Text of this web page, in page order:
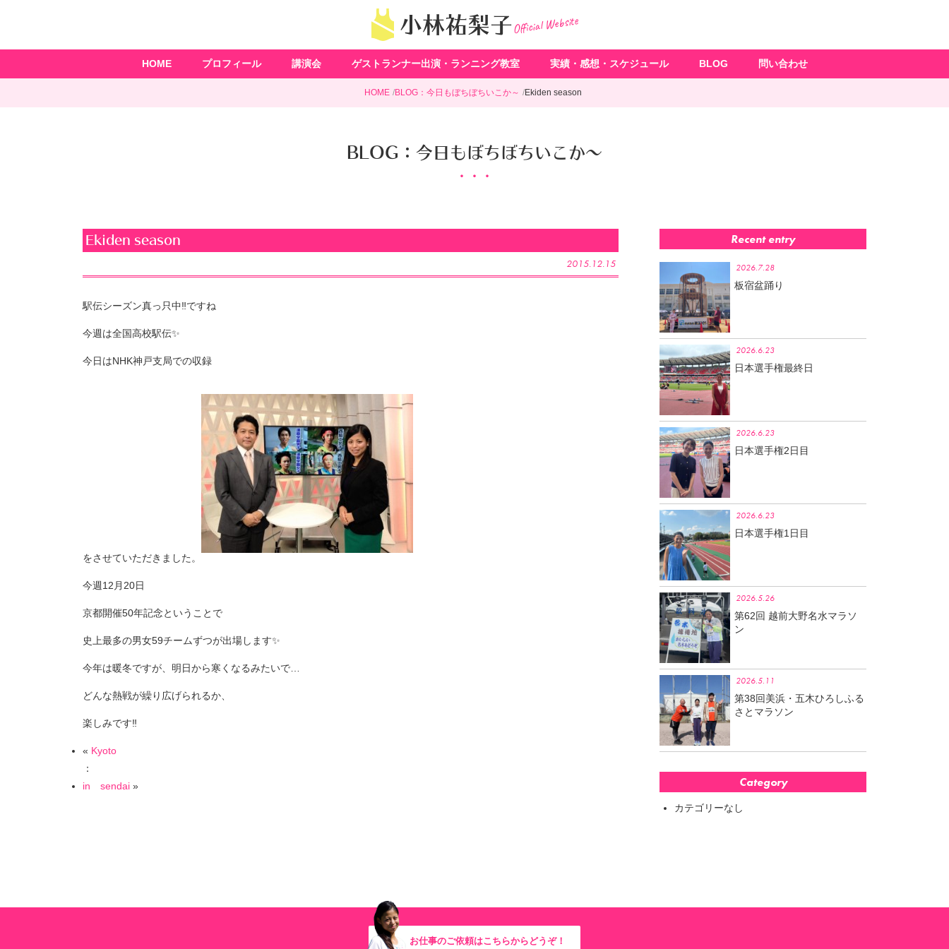
小林祐梨子Official Website
HOME プロフィール 講演会 ゲストランナー出演・ランニング教室 実績・感想・スケジュール BLOG 問い合わせ
HOME BLOG：今日もぼちぼちいこか～ Ekiden season
BLOG：今日もぼちぼちいこか～
Ekiden season
2015.12.15
駅伝シーズン真っ只中‼︎ですね
今週は全国高校駅伝✨
今日はNHK神戸支局での収録
をさせていただきました。
今週12月20日
京都開催50年記念ということで
史上最多の男女59チームずつが出場します✨
今年は暖冬ですが、明日から寒くなるみたいで…
どんな熱戦が繰り広げられるか、
楽しみです‼︎
« Kyoto
：
in sendai»
Recent entry
2026.7.28
板宿盆踊り
2026.6.23
日本選手権最終日
2026.6.23
日本選手権2日目
2026.6.23
日本選手権1日目
2026.5.26
第62回 越前大野名水マラソ
ン
2026.5.11
第38回美浜・五木ひろしふる
さとマラソン
Category
カテゴリーなし
お仕事のご依頼はこちらからどうぞ！